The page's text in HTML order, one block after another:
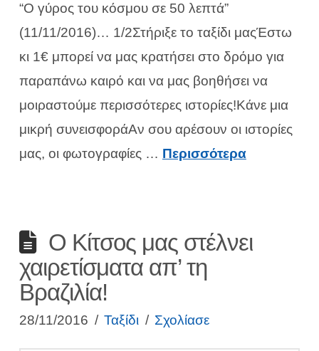
“Ο γύρος του κόσμου σε 50 λεπτά”
(11/11/2016)… 1/2Στήριξε το ταξίδι μαςΈστω
κι 1€ μπορεί να μας κρατήσει στο δρόμο για
παραπάνω καιρό και να μας βοηθήσει να
μοιραστούμε περισσότερες ιστορίες!Κάνε μια
μικρή συνεισφοράΑν σου αρέσουν οι ιστορίες
μας, οι φωτογραφίες … Περισσότερα
Ο Κίτσος μας στέλνει
χαιρετίσματα απ’ τη
Βραζιλία!
28/11/2016 Ταξίδι Σχολίασε